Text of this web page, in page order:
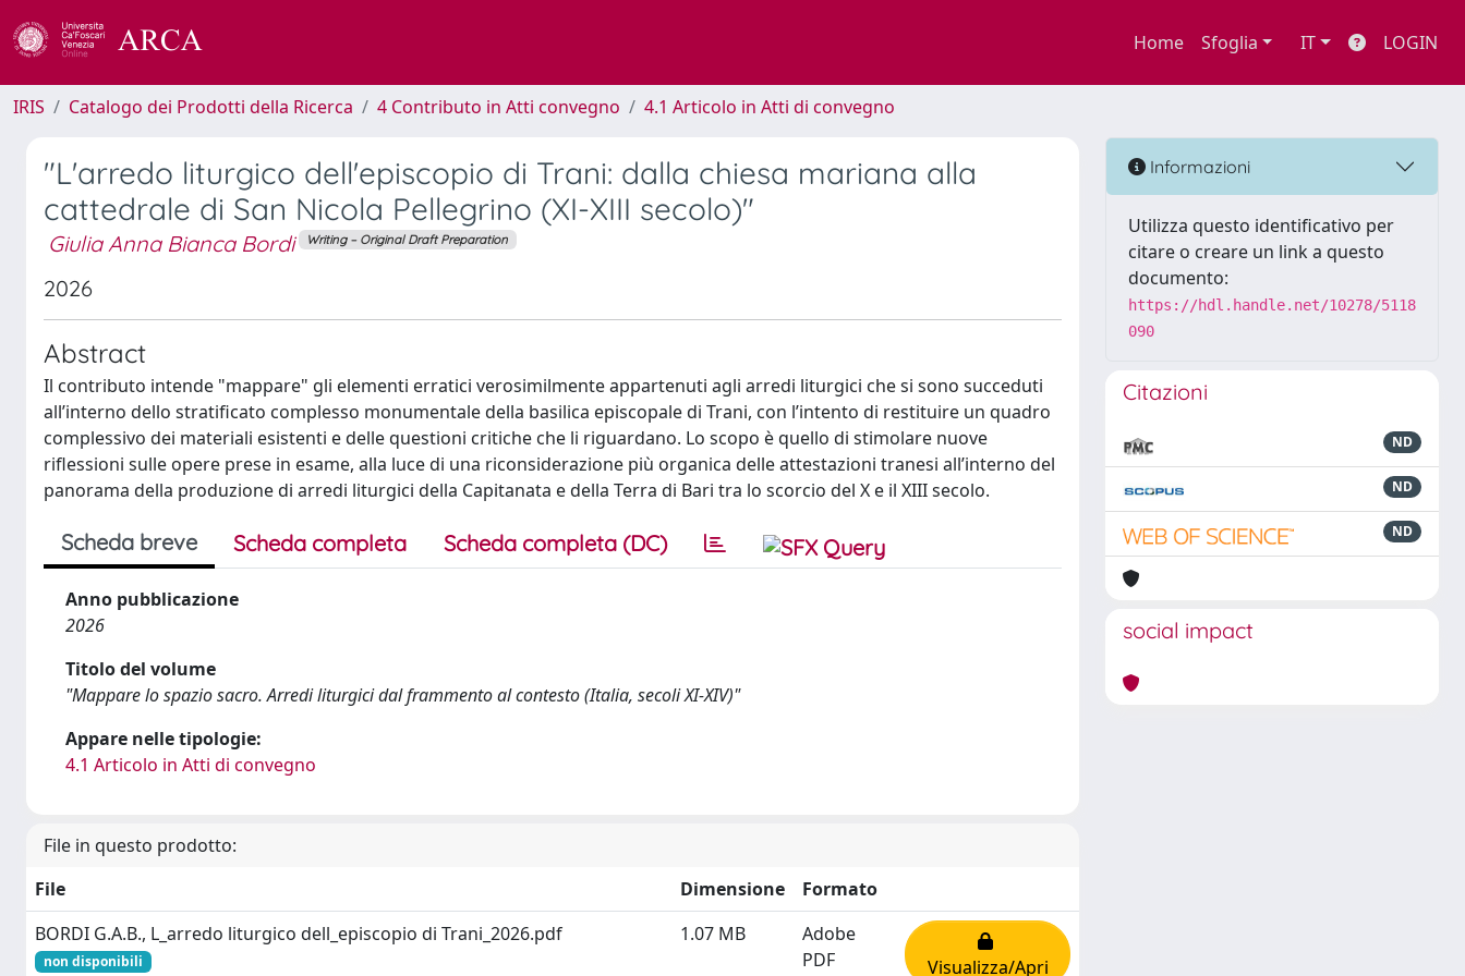
Home Sfoglia IT LOGIN
IRIS Catalogo dei Prodotti della Ricerca 4 Contributo in Atti convegno 4.1 Articolo in Atti di convegno
"L'arredo liturgico dell'episcopio di Trani: dalla chiesa mariana alla
cattedrale di San Nicola Pellegrino (XI-XIII secolo)"
Giulia Anna Bianca Bordi Writing – Original Draft Preparation
2026
Abstract
Il contributo intende "mappare" gli elementi erratici verosimilmente appartenuti agli arredi liturgici che si sono succeduti
all’interno dello stratificato complesso monumentale della basilica episcopale di Trani, con l’intento di restituire un quadro
complessivo dei materiali esistenti e delle questioni critiche che li riguardano. Lo scopo è quello di stimolare nuove
riflessioni sulle opere prese in esame, alla luce di una riconsiderazione più organica delle attestazioni tranesi all’interno del
panorama della produzione di arredi liturgici della Capitanata e della Terra di Bari tra lo scorcio del X e il XIII secolo.
Scheda breve Scheda completa Scheda completa (DC)
Anno pubblicazione
2026
Titolo del volume
"Mappare lo spazio sacro. Arredi liturgici dal frammento al contesto (Italia, secoli XI-XIV)"
Appare nelle tipologie:
4.1 Articolo in Atti di convegno
File in questo prodotto:
File
Dimensione
Formato
BORDI G.A.B., L_arredo liturgico dell_episcopio di Trani_2026.pdf
non disponibili
1.07 MB
Adobe
PDF
Visualizza/Apri
Informazioni
Utilizza questo identificativo per
citare o creare un link a questo
documento:
https://hdl.handle.net/10278/5118
090
Citazioni
ND
ND
ND
social impact